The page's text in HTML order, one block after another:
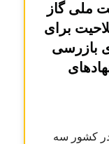
ملی گاز
برای
بازرسی
کشور سه